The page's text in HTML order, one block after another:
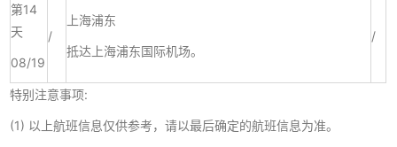
第14
天
08/19
/
上海浦东
抵达上海浦东国际机场。
/
特别注意事项:
(1) 以上航班信息仅供参考，请以最后确定的航班信息为准。